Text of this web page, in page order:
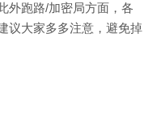
外跑路/加密局方面，各
议大家多多注意，避免掉